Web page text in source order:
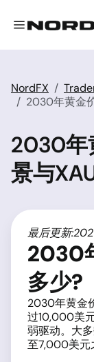
NordFX
2030年黄金
2030年
景与
最后更新
2030
多少?
2030年黄金
过10,000美
弱驱动。大
至7,000美元